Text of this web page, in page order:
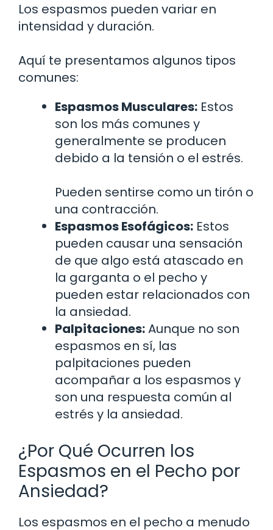
Los espasmos pueden variar en
intensidad y duración.
Aquí te presentamos algunos tipos
comunes:
Espasmos Musculares: Estos
son los más comunes y
generalmente se producen
debido a la tensión o el estrés.
Pueden sentirse como un tirón o
una contracción.
Espasmos Esofágicos: Estos
pueden causar una sensación
de que algo está atascado en
la garganta o el pecho y
pueden estar relacionados con
la ansiedad.
Palpitaciones:Aunque no son
espasmos en sí, las
palpitaciones pueden
acompañar a los espasmos y
son una respuesta común al
estrés y la ansiedad.
¿Por Qué Ocurren los
Espasmos en el Pecho por
Ansiedad?
Los espasmos en el pecho a menudo